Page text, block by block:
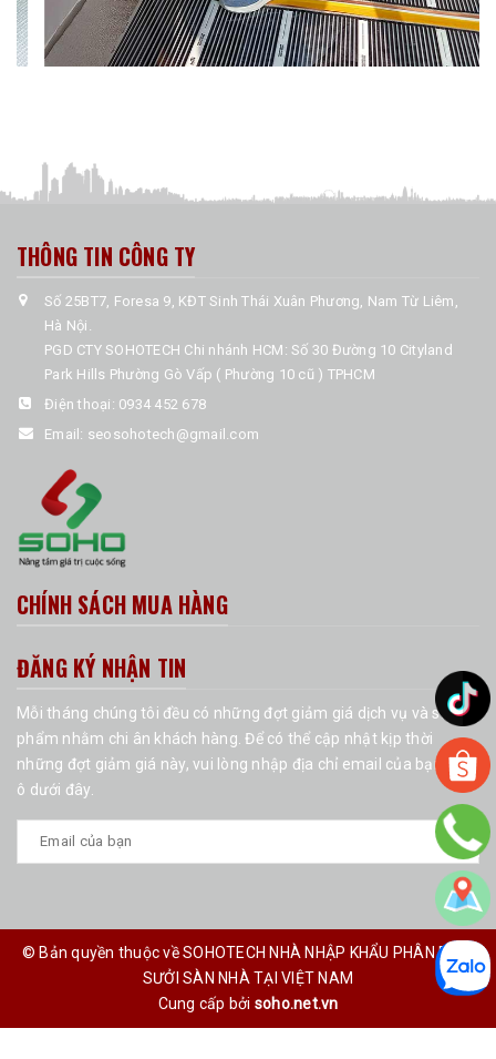
THÔNG TIN CÔNG TY
Số 25BT7, Foresa 9, KĐT Sinh Thái Xuân Phương, Nam Từ Liêm,
Hà Nội.
PGD CTY SOHOTECH Chi nhánh HCM: Số 30 Đường 10 Cityland
Park Hills Phường Gò Vấp ( Phường 10 cũ ) TPHCM
Điện thoại: 0934 452 678
Email: seosohotech@gmail.com
CHÍNH SÁCH MUA HÀNG
ĐĂNG KÝ NHẬN TIN
Mỗi tháng chúng tôi đều có những đợt giảm giá dịch vụ và sản
phẩm nhằm chi ân khách hàng. Để có thể cập nhật kịp thời
những đợt giảm giá này, vui lòng nhập địa chỉ email của bạn vào
ô dưới đây.
© Bản quyền thuộc về SOHOTECH NHÀ NHẬP KHẨU PHÂN PHỐI
SƯỞI SÀN NHÀ TẠI VIỆT NAM
Cung cấp bởi soho.net.vn